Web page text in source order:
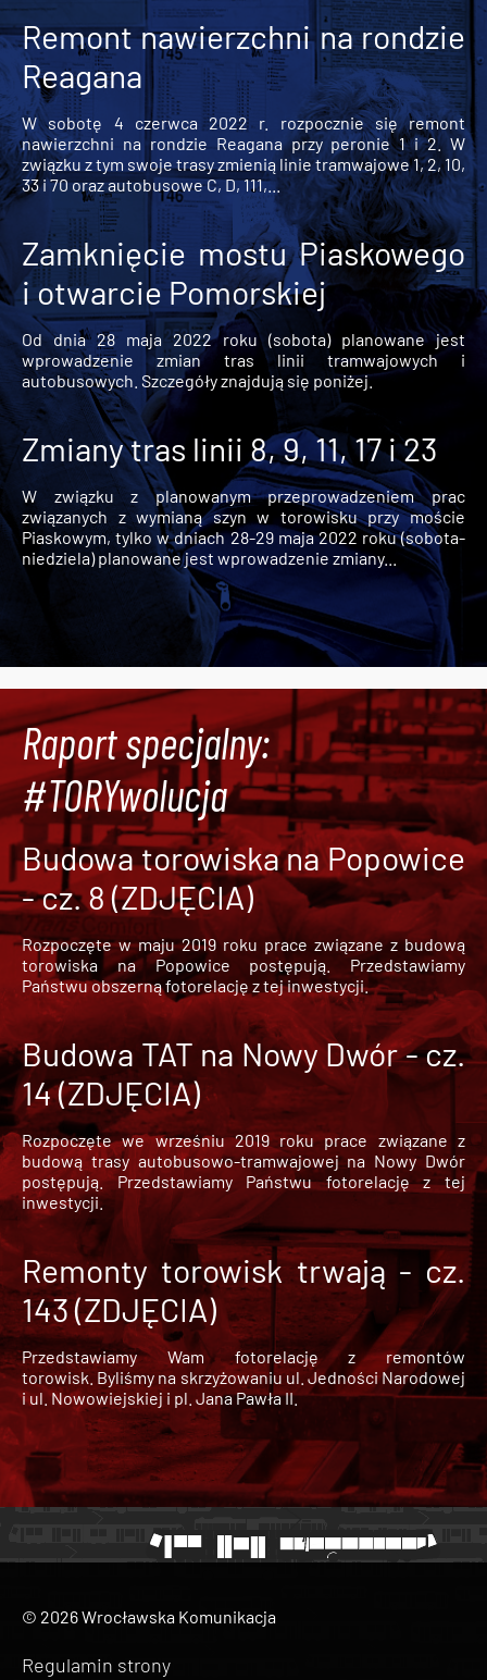
Remont nawierzchni na rondzie
Reagana
W sobotę 4 czerwca 2022 r. rozpocznie się remont
nawierzchni na rondzie Reagana przy peronie 1 i 2. W
związku z tym swoje trasy zmienią linie tramwajowe 1, 2, 10,
33 i 70 oraz autobusowe C, D, 111,...
Zamknięcie mostu Piaskowego
i otwarcie Pomorskiej
Od dnia 28 maja 2022 roku (sobota) planowane jest
wprowadzenie zmian tras linii tramwajowych i
autobusowych. Szczegóły znajdują się poniżej.
Zmiany tras linii 8, 9, 11, 17 i 23
W związku z planowanym przeprowadzeniem prac
związanych z wymianą szyn w torowisku przy moście
Piaskowym, tylko w dniach 28-29 maja 2022 roku (sobota-
niedziela) planowane jest wprowadzenie zmiany...
Raport specjalny:
#TORYwolucja
Budowa torowiska na Popowice
- cz. 8 (ZDJĘCIA)
Rozpoczęte w maju 2019 roku prace związane z budową
torowiska na Popowice
postępują. Przedstawiamy
Państwu obszerną fotorelację z tej inwestycji.
Budowa TAT na Nowy Dwór - cz.
14 (ZDJĘCIA)
Rozpoczęte we wrześniu 2019 roku prace związane z
budową trasy autobusowo-tramwajowej na Nowy Dwór
postępują. Przedstawiamy Państwu fotorelację z tej
inwestycji.
Remonty torowisk trwają - cz.
143 (ZDJĘCIA)
Przedstawiamy Wam fotorelację z remontów
torowisk. Byliśmy na skrzyżowaniu ul. Jedności Narodowej
i ul. Nowowiejskiej i pl. Jana Pawła II.
© 2026 Wrocławska Komunikacja
Regulamin strony